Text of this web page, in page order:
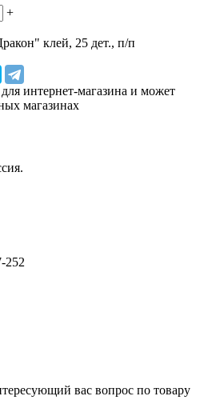
+
клей, 25 дет., п/п
интернет-магазина и может
магазинах
252
вас вопрос по товару